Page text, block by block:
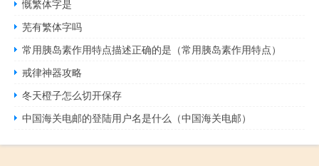
慨繁体字是
芜有繁体字吗
常用胰岛素作用特点描述正确的是（常用胰岛素作用特点）
戒律神器攻略
冬天橙子怎么切开保存
中国海关电邮的登陆用户名是什么（中国海关电邮）